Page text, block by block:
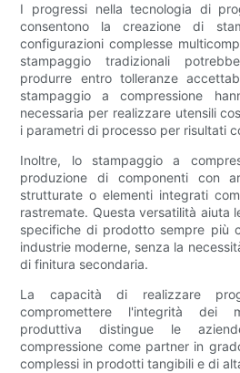
I progressi nella tecnologia di
consentono la creazione di
configurazioni complesse
stampaggio tradizionali
produrre entro tolleranze
stampaggio a compressione
necessaria per realizzare utensili
i parametri di processo per risultati
Inoltre, lo stampaggio a
produzione di componenti con
strutturate o elementi integrati
rastremate. Questa versatilità aiuta
specifiche di prodotto sempre più
industrie moderne, senza la
di finitura secondaria.
La capacità di realizzare
compromettere l'integrità dei
produttiva distingue le
compressione come partner in
complessi in prodotti tangibili e di